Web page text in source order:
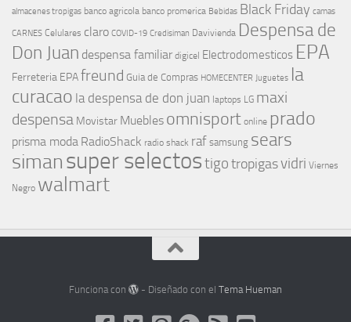
almacenes tropigas banco agricola banco promerica Bebidas Black Friday camas
CARNES Celulares claro COVID-19 Credisiman Davivienda Despensa de
Don Juan despensa familiar digicel Electrodomesticos EPA
Ferreteria EPAfreund Guia de Compras HOMECENTER Juguetes la
curacao la despensa de don juan laptops LG maxi
despensa Movistar Muebles omnisport online prado
prisma moda RadioShack radio shack raf samsung sears
simansuper selectostigotropigasvidri Viernes
Negro walmart
Funciona con - Diseñado con elTema Hueman